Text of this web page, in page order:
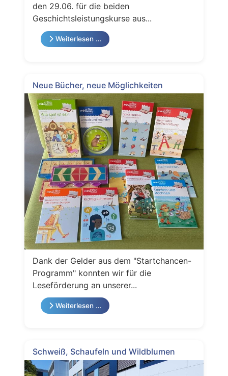
den 29.06. für die beiden
Geschichtsleistungskurse aus...
Weiterlesen …
Neue Bücher, neue Möglichkeiten
Dank der Gelder aus dem "Startchancen-
Programm" konnten wir für die
Leseförderung an unserer...
Weiterlesen …
Schweiß, Schaufeln und Wildblumen